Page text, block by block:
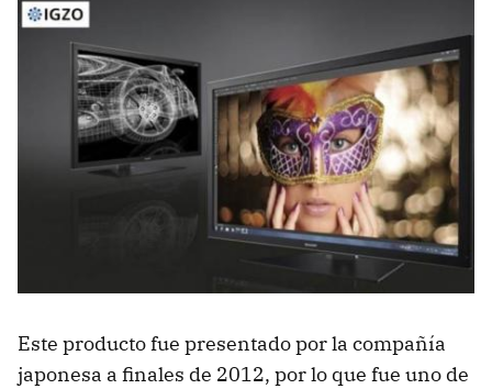
Este producto fue presentado por la compañía
japonesa a finales de 2012, por lo que fue uno de